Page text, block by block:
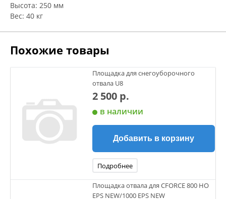
Высота: 250 мм
Вес: 40 кг
Похожие товары
Площадка для снегоуборочного
отвала U8
2 500 р.
в наличии
Добавить в корзину
Подробнее
Площадка отвала для CFORCE 800 HO
EPS NEW/1000 EPS NEW